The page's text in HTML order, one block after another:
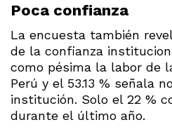
Poca confianza
La encuesta también
de la confianza
como pésima la labor de
Perú y el 53.13 % señala
institución. Solo el 22 %
durante el último año.